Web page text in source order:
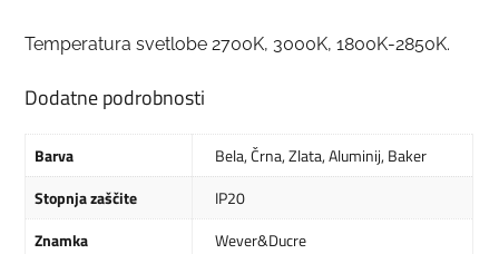
Temperatura svetlobe 2700K, 3000K, 1800K-2850K.
Dodatne podrobnosti
Barva Bela,Črna,Zlata,Aluminij,Baker
Stopnja zaščite
IP20
Znamka
Wever&Ducre